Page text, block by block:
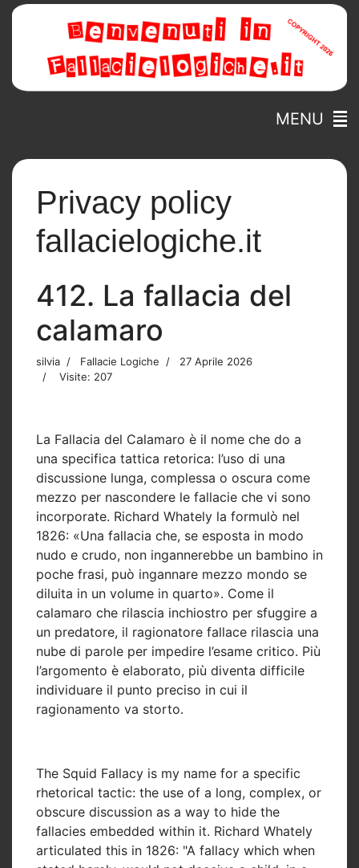
MENU
Privacy policy
fallacielogiche.it
412. La fallacia del
calamaro
silvia Fallacie Logiche
27 Aprile 2026
Visite: 207
La Fallacia del Calamaro è il nome che do a
una specifica tattica retorica: l’uso di una
discussione lunga, complessa o oscura come
mezzo per nascondere le fallacie che vi sono
incorporate. Richard Whately la formulò nel
1826: «Una fallacia che, se esposta in modo
nudo e crudo, non ingannerebbe un bambino in
poche frasi, può ingannare mezzo mondo se
diluita in un volume in quarto». Come il
calamaro che rilascia inchiostro per sfuggire a
un predatore, il ragionatore fallace rilascia una
nube di parole per impedire l’esame critico. Più
l’argomento è elaborato, più diventa difficile
individuare il punto preciso in cui il
ragionamento va storto.
The Squid Fallacy is my name for a specific
rhetorical tactic: the use of a long, complex, or
obscure discussion as a way to hide the
fallacies embedded within it. Richard Whately
articulated this in 1826: "A fallacy which when